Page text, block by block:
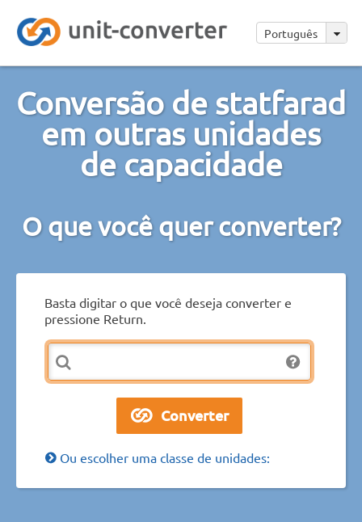
Português
Conversão de statfarad
em outras unidades
de capacidade
O que você quer converter?
Basta digitar o que você deseja converter e
pressione Return.
Ou escolher uma classe de unidades: